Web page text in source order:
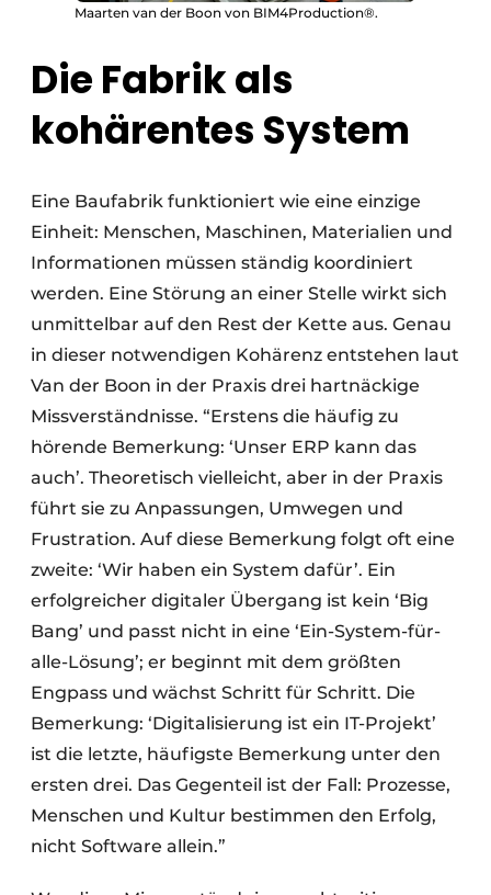
Maarten van der Boon von BIM4Production®.
Die Fabrik als
kohärentes System
Eine Baufabrik funktioniert wie eine einzige
Einheit: Menschen, Maschinen, Materialien und
Informationen müssen ständig koordiniert
werden. Eine Störung an einer Stelle wirkt sich
unmittelbar auf den Rest der Kette aus. Genau
in dieser notwendigen Kohärenz entstehen laut
Van der Boon in der Praxis drei hartnäckige
Missverständnisse. “Erstens die häufig zu
hörende Bemerkung: ‘Unser ERP kann das
auch’. Theoretisch vielleicht, aber in der Praxis
führt sie zu Anpassungen, Umwegen und
Frustration. Auf diese Bemerkung folgt oft eine
zweite: ‘Wir haben ein System dafür’. Ein
erfolgreicher digitaler Übergang ist kein ‘Big
Bang’ und passt nicht in eine ‘Ein-System-für-
alle-Lösung’; er beginnt mit dem größten
Engpass und wächst Schritt für Schritt. Die
Bemerkung: ‘Digitalisierung ist ein IT-Projekt’
ist die letzte, häufigste Bemerkung unter den
ersten drei. Das Gegenteil ist der Fall: Prozesse,
Menschen und Kultur bestimmen den Erfolg,
nicht Software allein.”